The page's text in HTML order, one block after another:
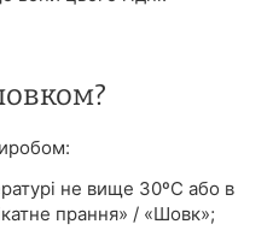
не вище 30ºС або в
прання» / «Шовк»;